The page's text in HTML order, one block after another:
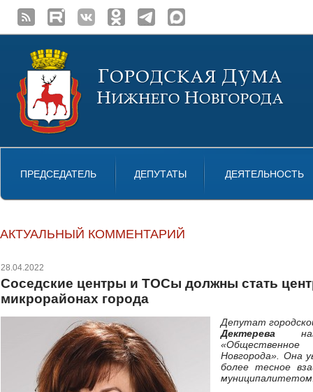
ПРЕДСЕДАТЕЛЬ ДЕПУТАТЫ ДЕЯТЕЛЬНОСТЬ
АКТУАЛЬНЫЙ КОММЕНТАРИЙ
28.04.2022
Соседские центры и ТОСы должны стать
микрорайонах города
Депутат
Дектерева
Новгорода». Она
более тесное